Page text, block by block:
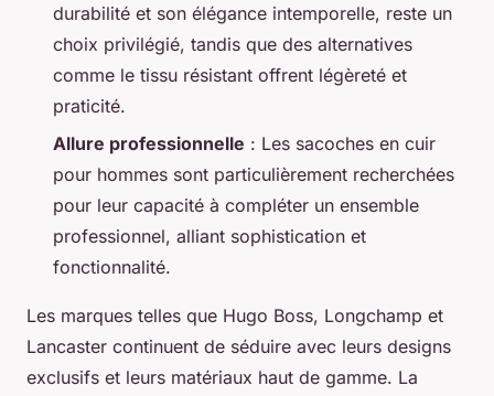
durabilité et son élégance intemporelle, reste un
choix privilégié, tandis que des alternatives
comme le tissu résistant offrent légèreté et
praticité.
Allure professionnelle : Les sacoches en cuir
pour hommes sont particulièrement recherchées
pour leur capacité à compléter un ensemble
professionnel, alliant sophistication et
fonctionnalité.
Les marques telles que Hugo Boss, Longchamp et
Lancaster continuent de séduire avec leurs designs
exclusifs et leurs matériaux haut de gamme. La